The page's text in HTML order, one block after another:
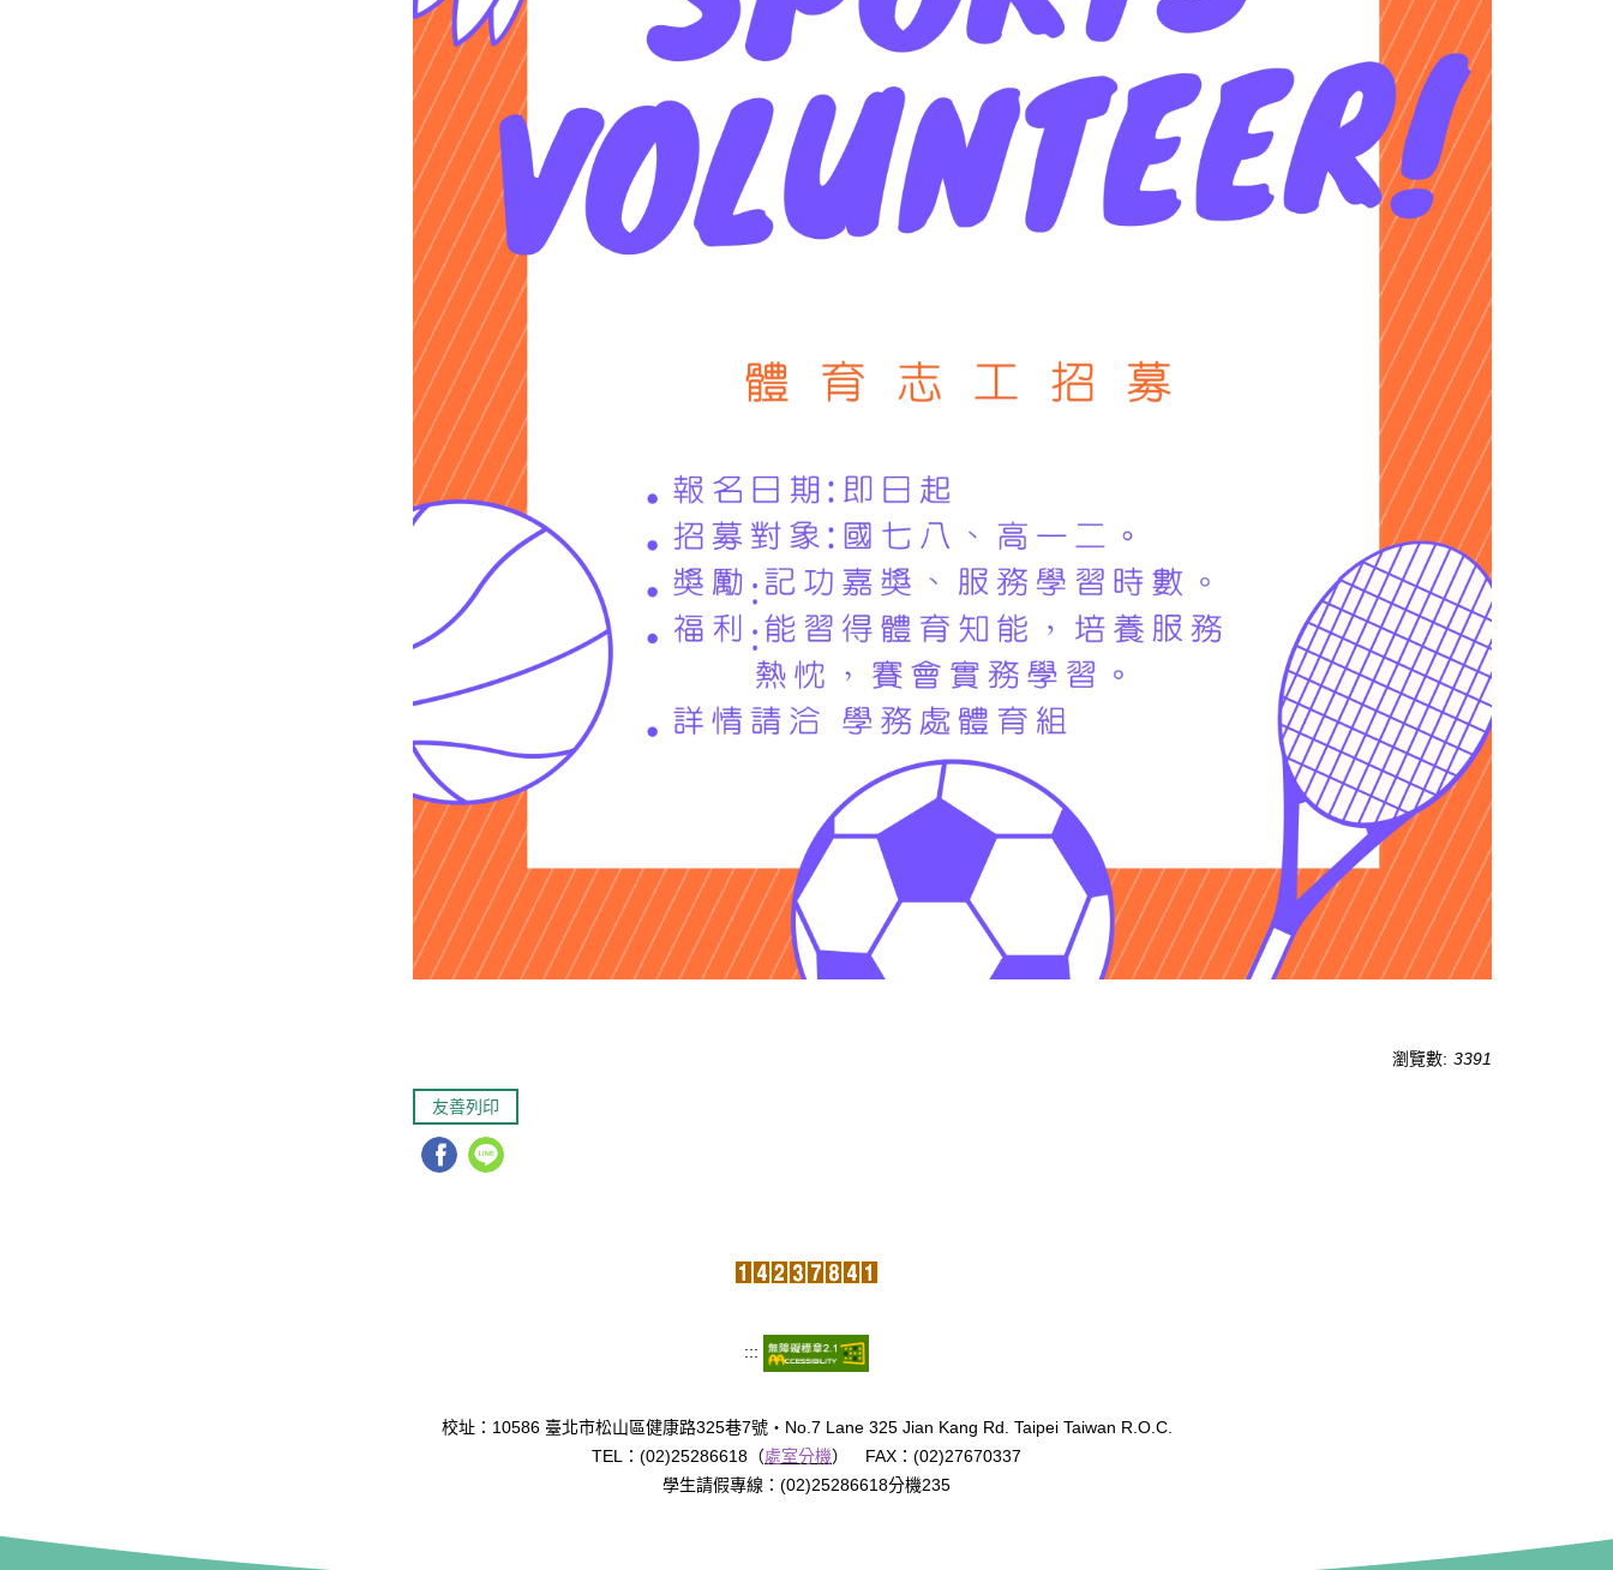
瀏覽數: 3391
友善列印
:::
校址：10586 臺北市松山區健康路325巷7號‧No.7 Lane 325 Jian Kang Rd. Taipei Taiwan R.O.C.
TEL：(02)25286618（處室分機） FAX：(02)27670337
學生請假專線：(02)25286618分機235